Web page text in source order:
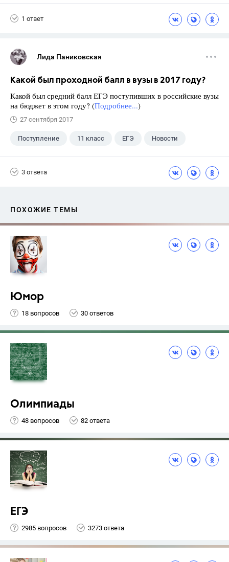
1 ответ
Лида Паниковская
Какой был проходной балл в вузы в 2017 году?
Какой был средний балл ЕГЭ поступивших в российские вузы
на бюджет в этом году? (Подробнее...)
27 сентября 2017
Поступление 11 класс ЕГЭ Новости
3 ответа
ПОХОЖИЕ ТЕМЫ
Юмор
18 вопросов 30 ответов
Олимпиады
48 вопросов 82 ответа
ЕГЭ
2985 вопросов 3273 ответа